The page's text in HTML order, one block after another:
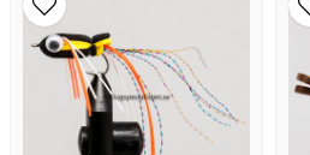
email
Epostadresse
Ja, du kan publisere